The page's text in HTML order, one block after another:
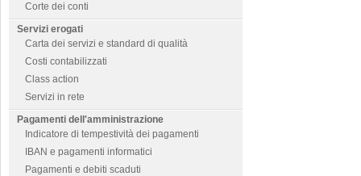
Corte dei conti
Servizi erogati
Carta dei servizi e standard di qualità
Costi contabilizzati
Class action
Servizi in rete
Pagamenti dell'amministrazione
Indicatore di tempestività dei pagamenti
IBAN e pagamenti informatici
Pagamenti e debiti scaduti